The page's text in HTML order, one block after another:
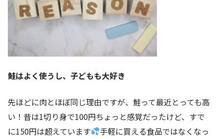
鮭はよく使うし、子どもも大好き
先ほどに肉とほぼ同じ理由ですが、鮭って最近とっても高
い！昔は1切り身で100円ちょっと感覚だったけど、すで
に150円は超えています
手軽に買える食品ではなくなっ